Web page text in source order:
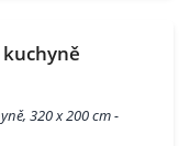
320 x 200 cm -